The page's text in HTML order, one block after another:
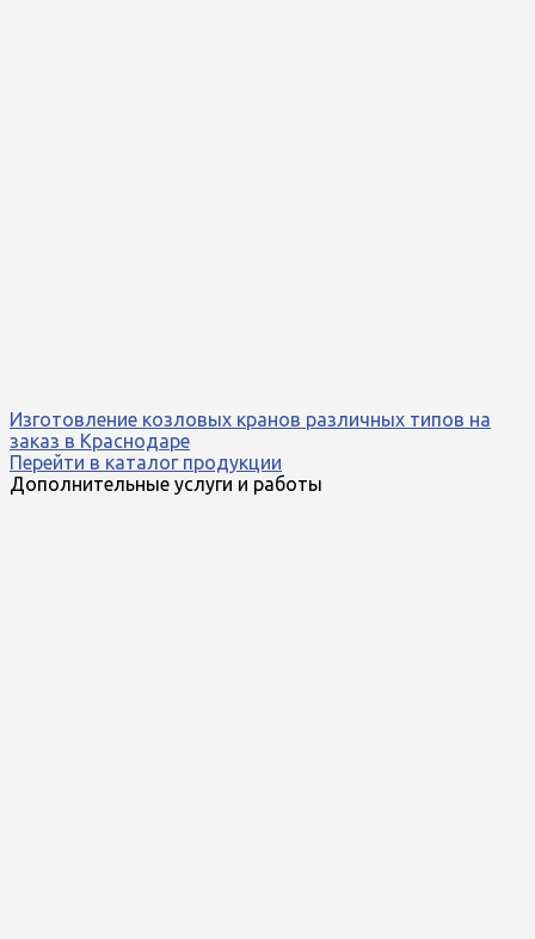
Изготовление козловых кранов различных типов на
заказ в Краснодаре
Перейти в каталог продукции
Дополнительные услуги и работы